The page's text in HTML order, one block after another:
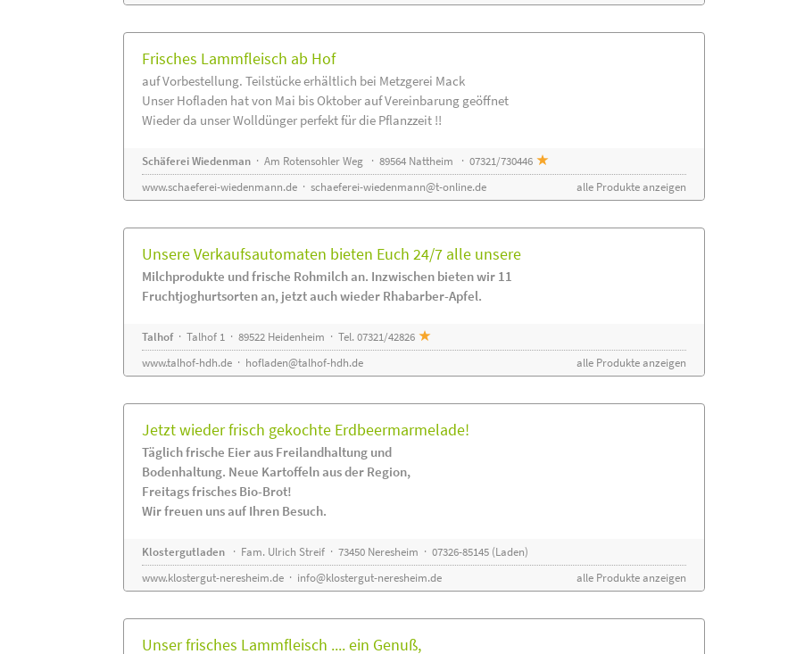
Frisches Lammfleisch ab Hof
auf Vorbestellung. Teilstücke erhältlich bei Metzgerei Mack
Unser Hofladen hat von Mai bis Oktober auf Vereinbarung geöffnet
Wieder da unser Wolldünger perfekt für die Pflanzzeit !!
Schäferei Wiedenman· Am Rotensohler Weg · 89564 Nattheim · 07321/730446
www.schaeferei-wiedenmann.de· schaeferei-wiedenmann@t-online.de alle Produkte anzeigen
Unsere Verkaufsautomaten bieten Euch 24/7 alle unsere
Milchprodukte und frische Rohmilch an. Inzwischen bieten wir 11
Fruchtjoghurtsorten an, jetzt auch wieder Rhabarber-Apfel.
Talhof· Talhof 1 · 89522 Heidenheim · Tel. 07321/42826
www.talhof-hdh.de· hofladen@talhof-hdh.de alle Produkte anzeigen
Jetzt wieder frisch gekochte Erdbeermarmelade!
Täglich frische Eier aus Freilandhaltung und
Bodenhaltung. Neue Kartoffeln aus der Region,
Freitags frisches Bio-Brot!
Wir freuen uns auf Ihren Besuch.
Klostergutladen · Fam. Ulrich Streif · 73450 Neresheim · 07326-85145 (Laden)
www.klostergut-neresheim.de· info@klostergut-neresheim.de alle Produkte anzeigen
Unser frisches Lammfleisch .... ein Genuß,